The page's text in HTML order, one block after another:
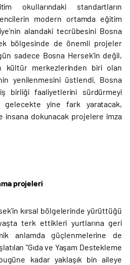
okullarındaki standartların
modern ortamda eğitim
alandaki tecrübesini Bosna
bölgesinde de önemli projeler
sadece Bosna Hersek'in değil,
kültür merkezlerinden biri olan
yenilenmesini üstlendi. Bosna
birliği faaliyetlerini sürdürmeyi
gelecekte yine fark yaratacak,
insana dokunacak projelere imza
projeleri
kırsal bölgelerinde yürüttüğü
terk ettikleri yurtlarına geri
anlamda güçlenmelerine de
"Gıda ve Yaşam Destekleme
kadar yaklaşık bin aileye